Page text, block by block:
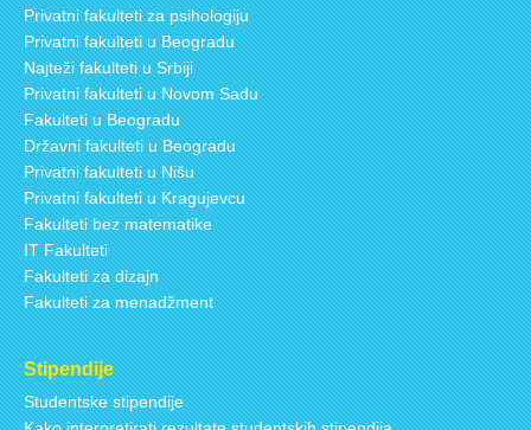
Privatni fakulteti za psihologiju
Privatni fakulteti u Beogradu
Najteži fakulteti u Srbiji
Privatni fakulteti u Novom Sadu
Fakulteti u Beogradu
Državni fakulteti u Beogradu
Privatni fakulteti u Nišu
Privatni fakulteti u Kragujevcu
Fakulteti bez matematike
IT Fakulteti
Fakulteti za dizajn
Fakulteti za menadžment
Stipendije
Studentske stipendije